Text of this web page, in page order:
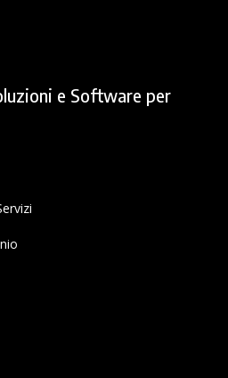
e Software per